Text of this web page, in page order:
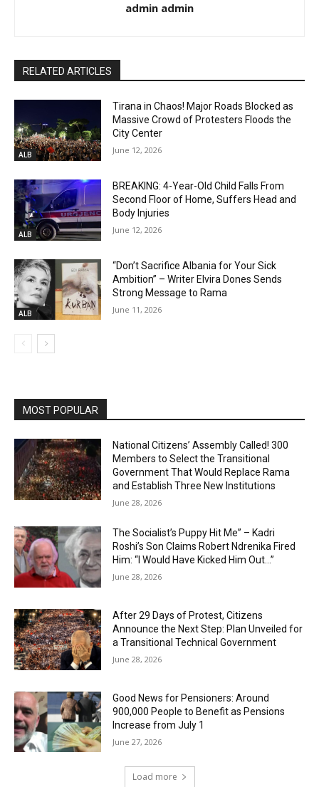
admin admin
RELATED ARTICLES
ALB
Tirana in Chaos! Major Roads Blocked as
Massive Crowd of Protesters Floods the
City Center
June 12, 2026
ALB
BREAKING: 4-Year-Old Child Falls From
Second Floor of Home, Suffers Head and
Body Injuries
June 12, 2026
ALB
“Don’t Sacrifice Albania for Your Sick
Ambition” – Writer Elvira Dones Sends
Strong Message to Rama
June 11, 2026
MOST POPULAR
National Citizens’ Assembly Called! 300
Members to Select the Transitional
Government That Would Replace Rama
and Establish Three New Institutions
June 28, 2026
The Socialist’s Puppy Hit Me” – Kadri
Roshi’s Son Claims Robert Ndrenika Fired
Him: “I Would Have Kicked Him Out…”
June 28, 2026
After 29 Days of Protest, Citizens
Announce the Next Step: Plan Unveiled for
a Transitional Technical Government
June 28, 2026
Good News for Pensioners: Around
900,000 People to Benefit as Pensions
Increase from July 1
June 27, 2026
Load more